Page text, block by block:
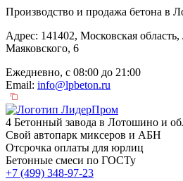
Производство и продажа бетона в
Адрес: 141402, Московская
Маяковского, 6
Ежедневно, с 08:00 до 21:00
Email: info@lpbeton.ru
4 Бетонный завода в Лотошино и
Свой автопарк миксеров и АБН
Отсрочка оплаты для юрлиц
Бетонные смеси по ГОСТу
+7 (499) 348-97-23